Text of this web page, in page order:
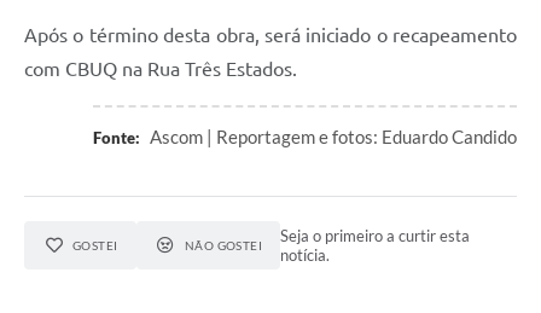
Após o término desta obra, será iniciado o recapeamento
com CBUQ na Rua Três Estados.
Fonte: Ascom | Reportagem e fotos: Eduardo Candido
GOSTEI NÃO GOSTEI
Seja o primeiro a curtir esta
notícia.